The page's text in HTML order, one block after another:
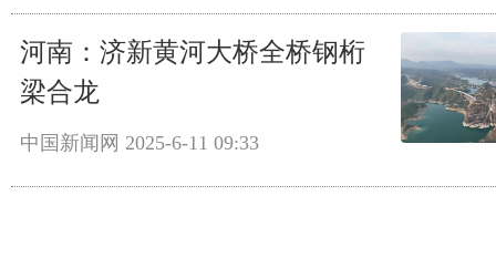
河南：济新黄河大桥全桥钢桁
梁合龙
中国新闻网 2025-6-11 09:33